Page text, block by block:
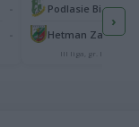
Podlasie Biała Podlaska
Hetman Zamość
III liga, gr. IV
›